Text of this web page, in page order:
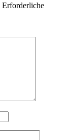
Erforderliche